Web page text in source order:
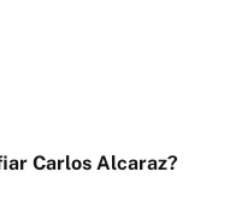
Carlos Alcaraz?